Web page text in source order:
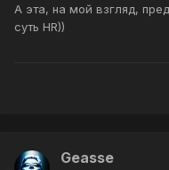
забавное, во что я
выдохнули.
А эта, на мой взгляд,
суть HR))
Geasse